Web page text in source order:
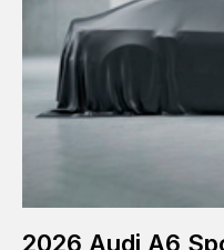
2026 Audi A6